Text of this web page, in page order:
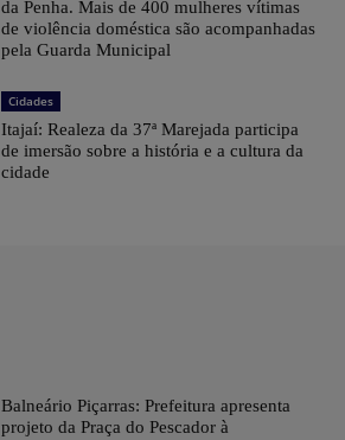
da Penha. Mais de 400 mulheres vítimas
de violência doméstica são acompanhadas
pela Guarda Municipal
Cidades
Itajaí: Realeza da 37ª Marejada participa
de imersão sobre a história e a cultura da
cidade
Balneário Piçarras: Prefeitura apresenta
projeto da Praça do Pescador à